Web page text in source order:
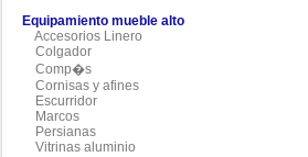
Equipamiento mueble alto
Accesorios Linero
Colgador
Comp�s
Cornisas y afines
Escurridor
Marcos
Persianas
Vitrinas aluminio